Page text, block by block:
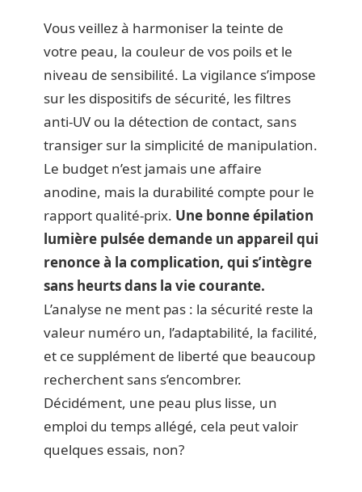
Vous veillez à harmoniser la teinte de
votre peau, la couleur de vos poils et le
niveau de sensibilité. La vigilance s’impose
sur les dispositifs de sécurité, les filtres
anti-UV ou la détection de contact, sans
transiger sur la simplicité de manipulation.
Le budget n’est jamais une affaire
anodine, mais la durabilité compte pour le
rapport qualité-prix. Une bonne épilation
lumière pulsée demande un appareil qui
renonce à la complication, qui s’intègre
sans heurts dans la vie courante.
L’analyse ne ment pas : la sécurité reste la
valeur numéro un, l’adaptabilité, la facilité,
et ce supplément de liberté que beaucoup
recherchent sans s’encombrer.
Décidément, une peau plus lisse, un
emploi du temps allégé, cela peut valoir
quelques essais, non?